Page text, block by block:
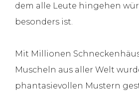
dem alle Leute hingehen
besonders ist.
Mit Millionen
Muscheln aus aller Welt
phantasievollen Mustern